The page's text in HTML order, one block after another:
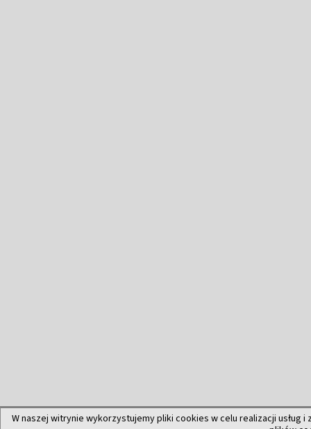
W naszej witrynie wykorzystujemy pliki cookies w celu realizacji usług i